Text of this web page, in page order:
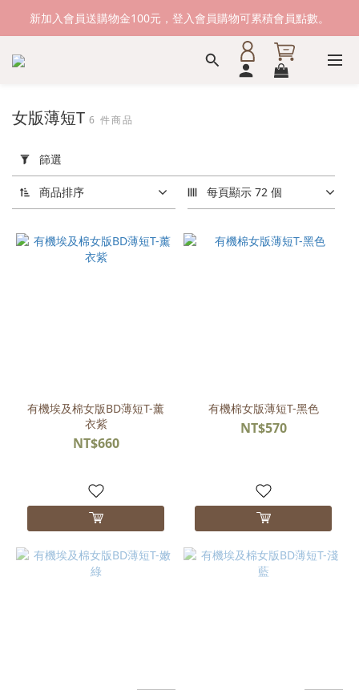
新加入會員送購物金100元，登入會員購物可累積會員點數。
新加入會員送購物金100元，登入會員購物可累積會員點數。
滿1500元免運費。 滿2000元，貨到付款免運。
用
篩
選
(0/20)
尺
(5)
女版薄短T 6 件商品
篩選
商品排序 每頁顯示 72 個
有機埃及棉女版BD薄短T-薰
衣紫
NT$660
有機棉女版薄短T-黑色
NT$570